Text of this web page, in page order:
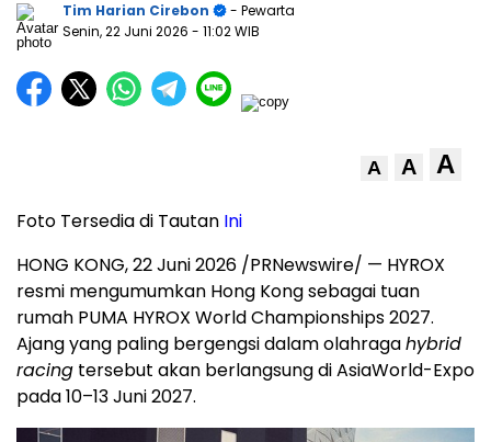
Tim Harian Cirebon
- Pewarta
Senin, 22 Juni 2026 - 11:02 WIB
A A A
Foto Tersedia di Tautan Ini
HONG KONG, 22 Juni 2026 /PRNewswire/ — HYROX
resmi mengumumkan Hong Kong sebagai tuan
rumah PUMA HYROX World Championships 2027.
Ajang yang paling bergengsi dalam olahragahybrid
racing tersebut akan berlangsung di AsiaWorld-Expo
pada 10–13 Juni 2027.